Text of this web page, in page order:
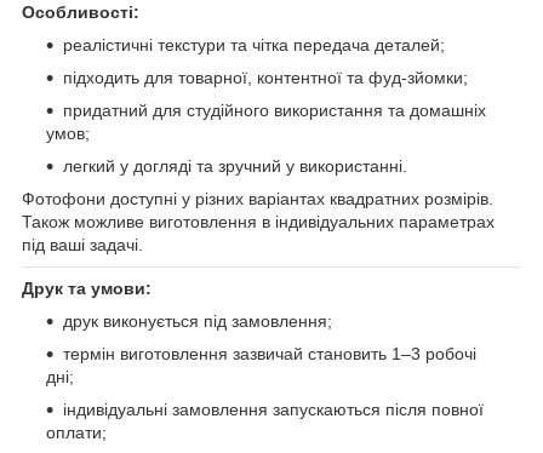
Особливості:
реалістичні текстури та чітка передача деталей;
підходить для товарної, контентної та фуд-зйомки;
придатний для студійного використання та домашніх
умов;
легкий у догляді та зручний у використанні.
Фотофони доступні у різних варіантах квадратних розмірів.
Також можливе виготовлення в індивідуальних параметрах
під ваші задачі.
Друк та умови:
друк виконується під замовлення;
термін виготовлення зазвичай становить 1–3 робочі
дні;
індивідуальні замовлення запускаються після повної
оплати;